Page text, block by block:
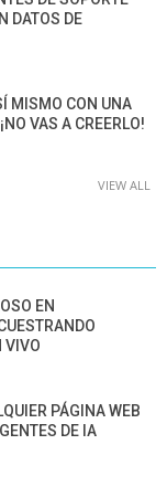
DATOS DE
MISMO CON UNA
VAS A CREERLO!
VIEW ALL
EN
VIVO
PÁGINA WEB
DE IA